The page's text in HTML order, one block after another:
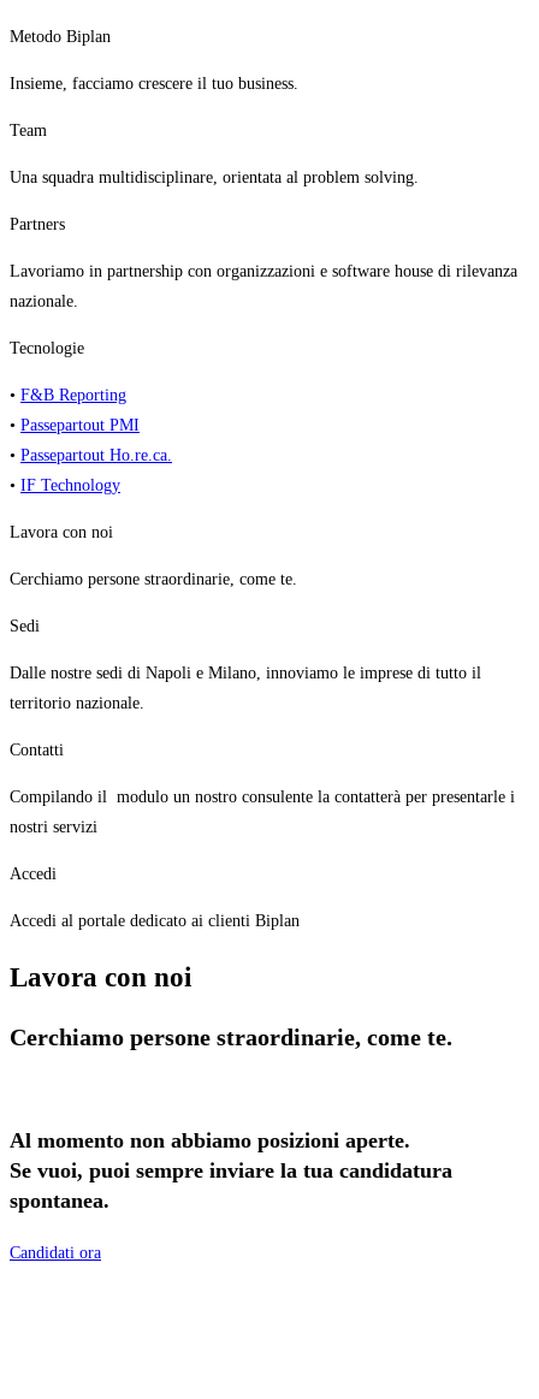
Metodo Biplan
Insieme, facciamo crescere il tuo business.
Team
Una squadra multidisciplinare, orientata al problem solving.
Partners
Lavoriamo in partnership con organizzazioni e software house di rilevanza
nazionale.
Tecnologie
• F&B Reporting
• Passepartout PMI
• Passepartout Ho.re.ca.
• IF Technology
Lavora con noi
Cerchiamo persone straordinarie, come te.
Sedi
Dalle nostre sedi di Napoli e Milano, innoviamo le imprese di tutto il
territorio nazionale.
Contatti
Compilando il modulo un nostro consulente la contatterà per presentarle i
nostri servizi
Accedi
Accedi al portale dedicato ai clienti Biplan
Lavora con noi
Cerchiamo persone straordinarie, come te.
Al momento non abbiamo posizioni aperte.
Se vuoi, puoi sempre inviare la tua candidatura
spontanea.
Candidati ora